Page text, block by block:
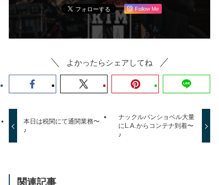
Follow Me
よかったらシェアしてね
本日は税関にて通関業務〜
♪
ナックルパンショベル大量
にL.A.からコンテナ到着〜
♪
関連記事